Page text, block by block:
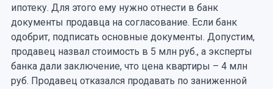
ипотеку. Для этого ему нужно отнести в банк
документы продавца на согласование. Если банк
одобрит, подписать основные документы. Допустим,
продавец назвал стоимость в 5 млн руб., а эксперты
банка дали заключение, что цена квартиры – 4 млн
руб. Продавец отказался продавать по заниженной